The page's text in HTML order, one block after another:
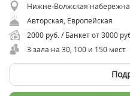
Нижне-Волжская
Авторская, Европейская
2000 руб. / Банкет от 3000
3 зала на 30, 100 и 150 мест